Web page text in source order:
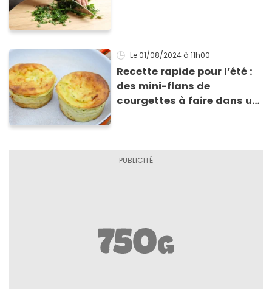
Le 01/08/2024 à 11h00
Recette rapide pour l’été :
des mini-flans de
courgettes à faire dans un